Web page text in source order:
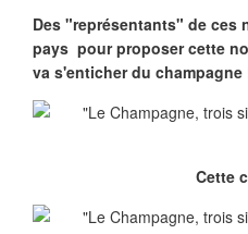
Des "représentants" de ces
pays pour proposer cette
va s'enticher du champagne
Cette